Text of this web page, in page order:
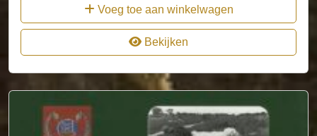
Voeg toe aan winkelwagen
Bekijken